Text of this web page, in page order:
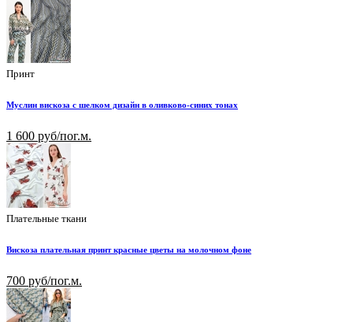
Принт
Муслин вискоза с шелком дизайн в оливково-синих тонах
1 600 руб/пог.м.
Плательные ткани
Вискоза плательная принт красные цветы на молочном фоне
700 руб/пог.м.